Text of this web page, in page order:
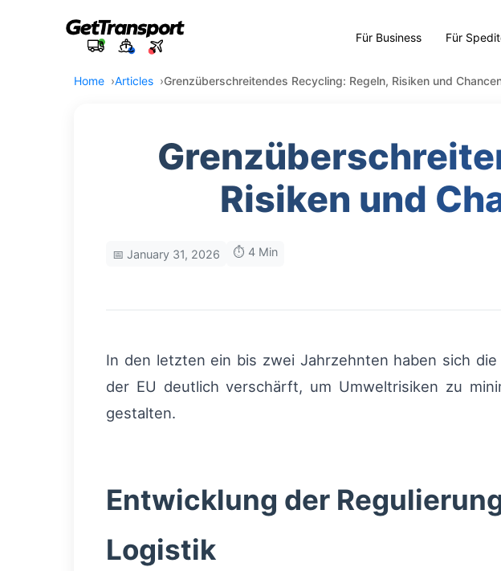
Für Business Für
Home Articles Grenzüberschreitendes Recycling: Regeln, Risiken und
Risiken und
📅 January 31, 2026 ⏱️ 4 Min
In den letzten ein bis zwei Jahrzehnten haben sich
der EU deutlich verschärft, um Umweltrisiken zu
gestalten.
Entwicklung der
Logistik